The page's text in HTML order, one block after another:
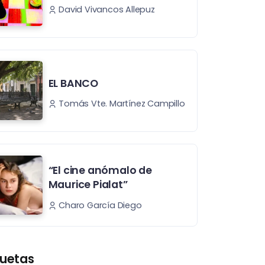
David Vivancos Allepuz
EL BANCO
Tomás Vte. Martínez Campillo
“El cine anómalo de
Maurice Pialat”
Charo García Diego